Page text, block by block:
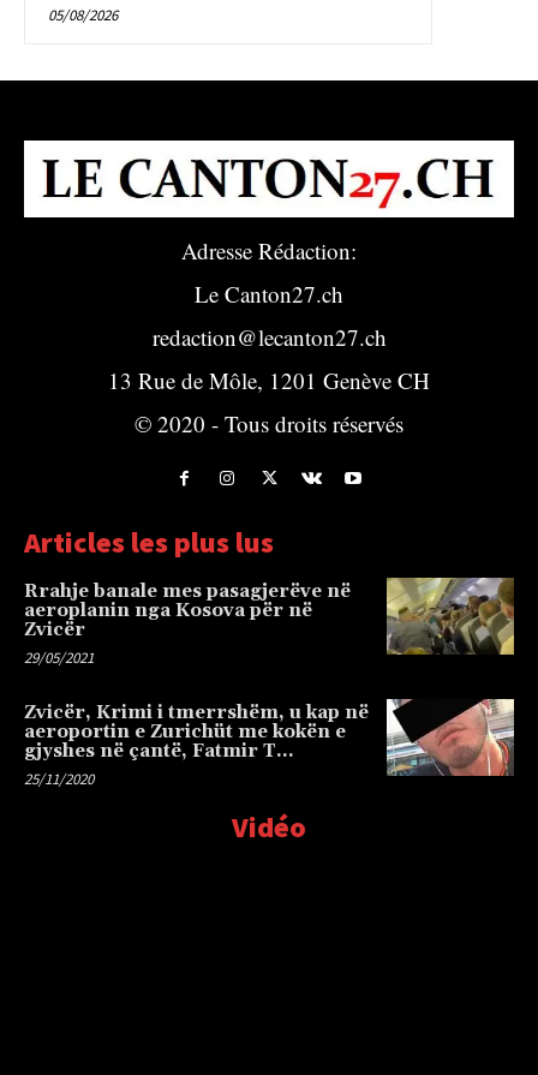
05/08/2026
Adresse Rédaction:
Le Canton27.ch
redaction@lecanton27.ch
13 Rue de Môle, 1201 Genève CH
© 2020 - Tous droits réservés
Articles les plus lus
Rrahje banale mes pasagjerëve në
aeroplanin nga Kosova për në
Zvicër
29/05/2021
Zvicër, Krimi i tmerrshëm, u kap në
aeroportin e Zurichüt me kokën e
gjyshes në çantë, Fatmir T…
25/11/2020
Vidéo